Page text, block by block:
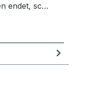
endet, sc…